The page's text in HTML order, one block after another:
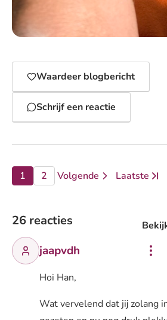
Waardeer blogbericht
Schrijf een reactie
Ga naar
pagina
1 pagina
2 Volgende
pagina Laatste
pagina
26 reacties
jaapvdh
Hoi Han,
Wat vervelend dat jij zolang